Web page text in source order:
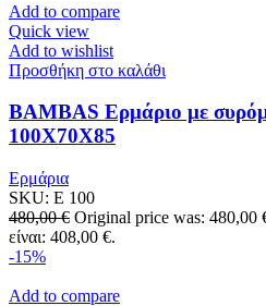
Add to compare
Quick view
Add to wishlist
Προσθήκη στο καλάθι
BAMBAS Ερμάριο με
100X70X85
Ερμάρια
SKU: E 100
480,00€ Original price was: 480,00
είναι: 408,00 €.
-15%
Add to compare